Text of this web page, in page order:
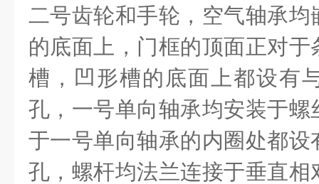
二号齿轮和手轮，空气轴承
的底面上，门框的顶面正对
槽，凹形槽的底面上都设有
孔，一号单向轴承均安装于
于一号单向轴承的内圈处都
孔，螺杆均法兰连接于垂直